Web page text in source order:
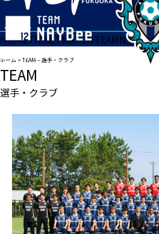
HOMETICKETMATCHTEAMNEWS
ホーム >TEAM – 選手・クラブ
TEAM
選手・クラブ